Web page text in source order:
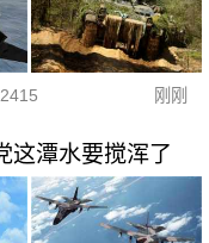
2415 刚刚
这潭水要搅浑了